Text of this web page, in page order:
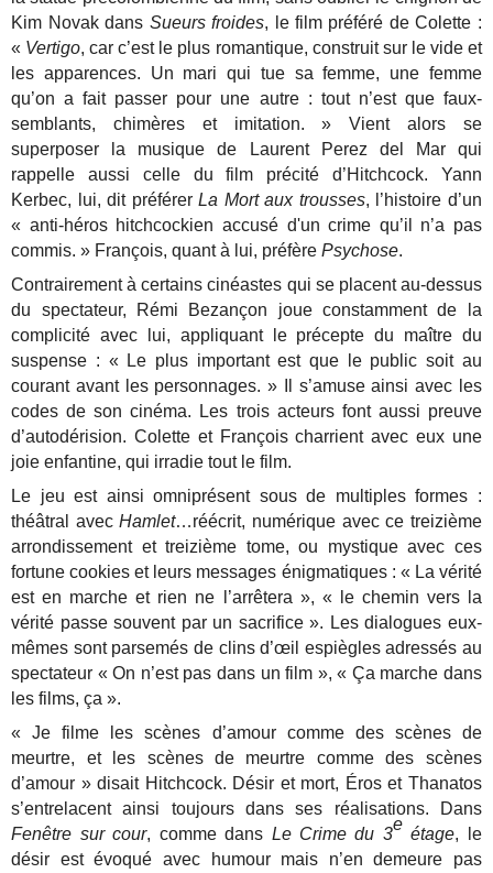
Kim Novak dans Sueurs froides, le film préféré de Colette :
« Vertigo, car c’est le plus romantique, construit sur le vide et
les apparences. Un mari qui tue sa femme, une femme
qu’on a fait passer pour une autre : tout n’est que faux-
semblants, chimères et imitation. » Vient alors se
superposer la musique de Laurent Perez del Mar qui
rappelle aussi celle du film précité d’Hitchcock. Yann
Kerbec, lui, dit préférerLa Mort aux trousses, l’histoire d’un
« anti-héros hitchcockien accusé d'un crime qu’il n’a pas
commis. » François, quant à lui, préfèrePsychose.
Contrairement à certains cinéastes qui se placent au-dessus
du spectateur, Rémi Bezançon joue constamment de la
complicité avec lui, appliquant le précepte du maître du
suspense : « Le plus important est que le public soit au
courant avant les personnages. » Il s’amuse ainsi avec les
codes de son cinéma. Les trois acteurs font aussi preuve
d’autodérision. Colette et François charrient avec eux une
joie enfantine, qui irradie tout le film.
Le jeu est ainsi omniprésent sous de multiples formes :
théâtral avecHamlet…réécrit, numérique avec ce treizième
arrondissement et treizième tome, ou mystique avec ces
fortune cookies et leurs messages énigmatiques : « La vérité
est en marche et rien ne l’arrêtera », « le chemin vers la
vérité passe souvent par un sacrifice ». Les dialogues eux-
mêmes sont parsemés de clins d’œil espiègles adressés au
spectateur « On n’est pas dans un film », « Ça marche dans
les films, ça ».
« Je filme les scènes d’amour comme des scènes de
meurtre, et les scènes de meurtre comme des scènes
d’amour » disait Hitchcock. Désir et mort, Éros et Thanatos
s’entrelacent ainsi toujours dans ses réalisations. Dans
Fenêtre sur cour, comme dans Le Crime du 3e étage, le
désir est évoqué avec humour mais n’en demeure pas